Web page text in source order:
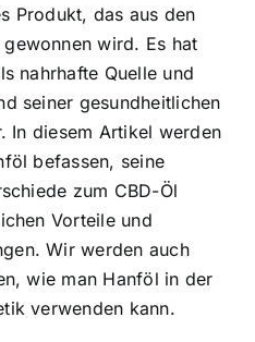
Produkt, das aus den
wird. Es hat
nahrhafte Quelle und
seiner gesundheitlichen
In diesem Artikel werden
befassen, seine
zum CBD-Öl
Vorteile und
Wir werden auch
wie man Hanföl in der
verwenden kann.